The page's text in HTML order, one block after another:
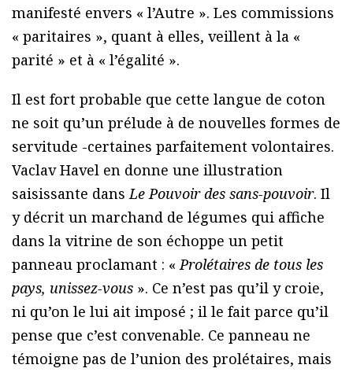
manifesté envers « l’Autre ». Les commissions
« paritaires », quant à elles, veillent à la «
parité » et à « l’égalité ».
Il est fort probable que cette langue de coton
ne soit qu’un prélude à de nouvelles formes de
servitude -certaines parfaitement volontaires.
Vaclav Havel en donne une illustration
saisissante dansLe Pouvoir des sans-pouvoir. Il
y décrit un marchand de légumes qui affiche
dans la vitrine de son échoppe un petit
panneau proclamant : «Prolétaires de tous les
pays, unissez-vous ». Ce n’est pas qu’il y croie,
ni qu’on le lui ait imposé ; il le fait parce qu’il
pense que c’est convenable. Ce panneau ne
témoigne pas de l’union des prolétaires, mais